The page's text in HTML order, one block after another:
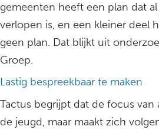
gemeenten heeft een plan dat
verlopen is, en een kleiner deel
geen plan. Dat blijkt uit
Groep.
Lastig bespreekbaar te maken
Tactus begrijpt dat de focus
de jeugd, maar maakt zich